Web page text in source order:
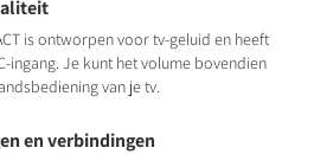
is ontworpen voor tv-geluid en heeft
ingang. Je kunt het volume bovendien
van je tv.
en verbindingen